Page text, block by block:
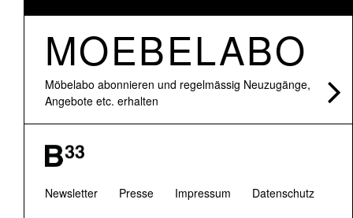
MOEBELABO
Möbelabo abonnieren und regelmässig Neuzugänge,
Angebote etc. erhalten
Newsletter Presse Impressum Datenschutz